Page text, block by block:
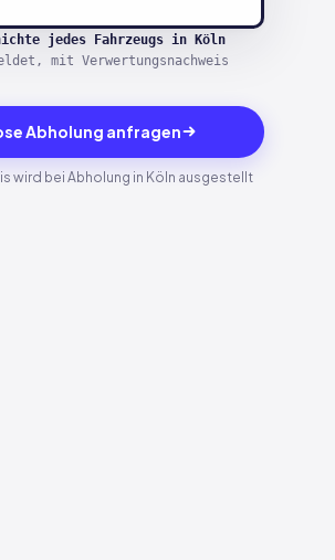
jedes Fahrzeugs in Köln
mit Verwertungsnachweis
Abholung anfragen
wird bei Abholung in Köln ausgestellt